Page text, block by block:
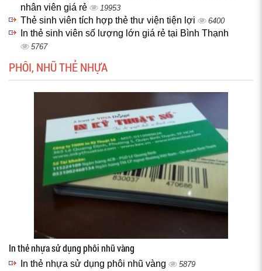
nhân viên giá rẻ
19953
Thẻ sinh viên tích hợp thẻ thư viện tiện lợi 6400
In thẻ sinh viên số lượng lớn giá rẻ tại Bình Thạnh
5767
PHÔI, NHŨ THẺ NHỰA
In thẻ nhựa sử dụng phôi nhũ vàng
In thẻ nhựa sử dụng phôi nhũ vàng 5879